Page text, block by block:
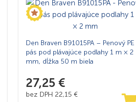
Den Braven B91015PA – Penový PE
pás pod plávajúce podlahy 1 m × 2
mm, dĺžka 50 m biela
27,25 €
bez DPH 22,15 €